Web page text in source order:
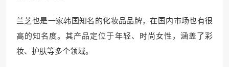
兰芝也是一家韩国知名的化妆品品牌，在国内市场也有很
高的知名度。其产品定位于年轻、时尚女性，涵盖了彩
妆、护肤等多个领域。